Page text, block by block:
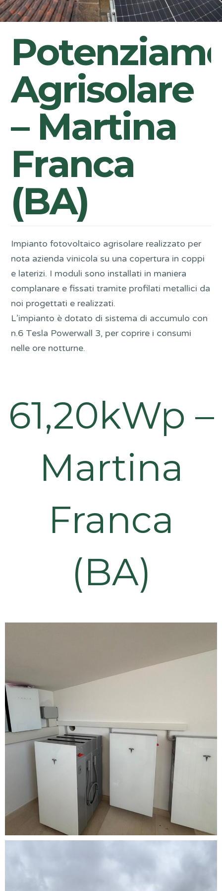
Potenziam
Agrisolare
– Martina
Franca
(BA)
Impianto fotovoltaico agrisolare realizzato per
nota azienda vinicola su una copertura in coppi
e laterizi. I moduli sono installati in maniera
complanare e fissati tramite profilati metallici da
noi progettati e realizzati.
L’impianto è dotato di sistema di accumulo con
n.6 Tesla Powerwall 3, per coprire i consumi
nelle ore notturne.
61,20kWp –
Martina
Franca
(BA)